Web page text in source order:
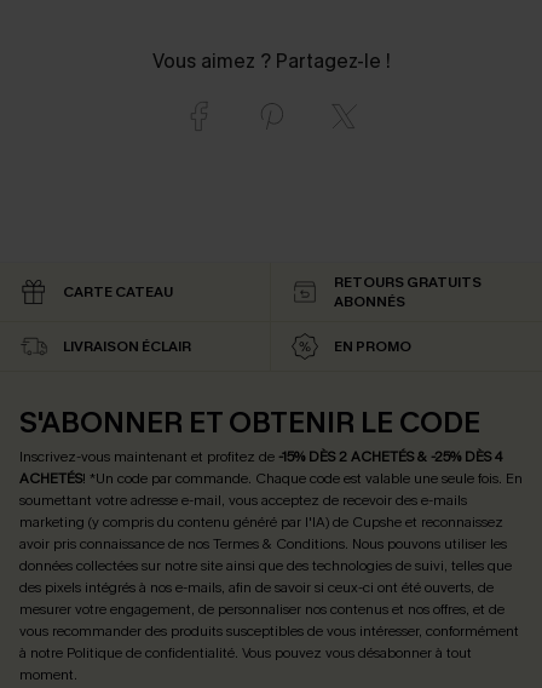
Vous aimez ? Partagez-le !
CARTE CATEAU
RETOURS GRATUITS
ABONNÉS
LIVRAISON ÉCLAIR EN PROMO
S'ABONNER ET OBTENIR LE CODE
Inscrivez-vous maintenant et profitez de -15% DÈS 2 ACHETÉS & -25% DÈS 4
ACHETÉS! *Un code par commande. Chaque code est valable une seule fois. En
soumettant votre adresse e-mail, vous acceptez de recevoir des e-mails
marketing (y compris du contenu généré par l'IA) de Cupshe et reconnaissez
avoir pris connaissance de nosTermes & Conditions. Nous pouvons utiliser les
données collectées sur notre site ainsi que des technologies de suivi, telles que
des pixels intégrés à nos e-mails, afin de savoir si ceux-ci ont été ouverts, de
mesurer votre engagement, de personnaliser nos contenus et nos offres, et de
vous recommander des produits susceptibles de vous intéresser, conformément
à notre Politique de confidentialité. Vous pouvez vous désabonner à tout
moment.